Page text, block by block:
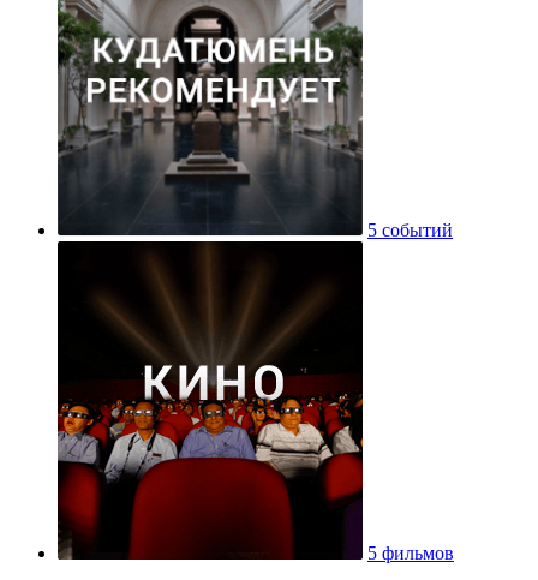
5 событий
5 фильмов